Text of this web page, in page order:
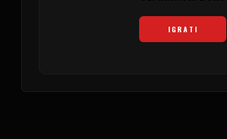
IGRATI